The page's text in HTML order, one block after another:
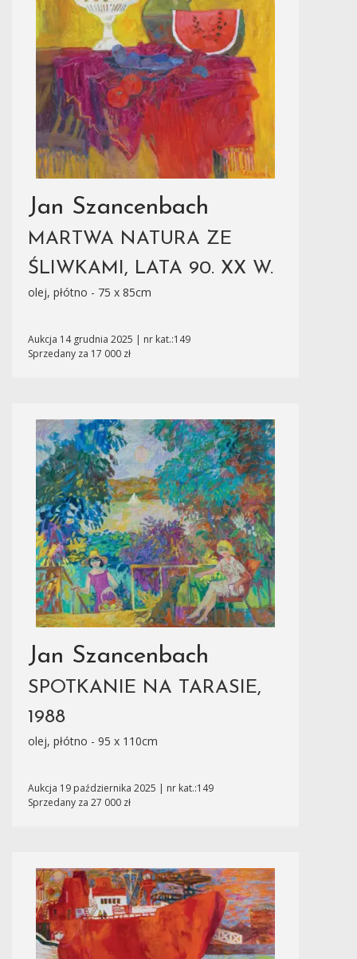
Jan Szancenbach
MARTWA NATURA ZE
ŚLIWKAMI, LATA 90. XX W.
olej, płótno - 75 x 85cm
Aukcja 14 grudnia 2025 | nr kat.:149
Sprzedany za 17 000 zł
Jan Szancenbach
SPOTKANIE NA TARASIE,
1988
olej, płótno - 95 x 110cm
Aukcja 19 października 2025 | nr kat.:149
Sprzedany za 27 000 zł